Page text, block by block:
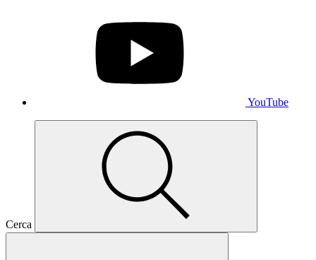
YouTube
Cerca